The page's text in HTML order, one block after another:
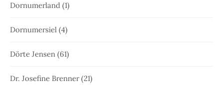
Dornumerland (1)
Dornumersiel (4)
Dörte Jensen (61)
Dr. Josefine Brenner(21)